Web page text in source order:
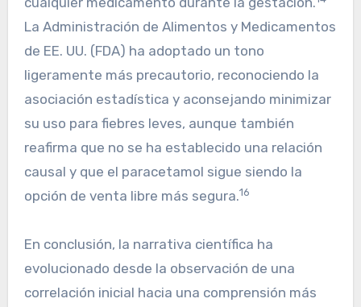
La Administración de Alimentos y Medicamentos
de EE. UU. (FDA) ha adoptado un tono
ligeramente más precautorio, reconociendo la
asociación estadística y aconsejando minimizar
su uso para fiebres leves, aunque también
reafirma que no se ha establecido una relación
causal y que el paracetamol sigue siendo la
opción de venta libre más segura.16
En conclusión, la narrativa científica ha
evolucionado desde la observación de una
correlación inicial hacia una comprensión más